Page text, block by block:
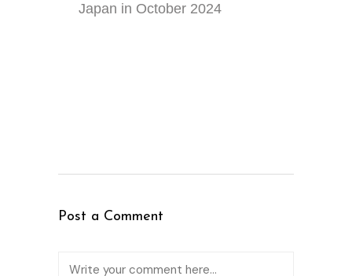
Japan in October 2024
Post a Comment